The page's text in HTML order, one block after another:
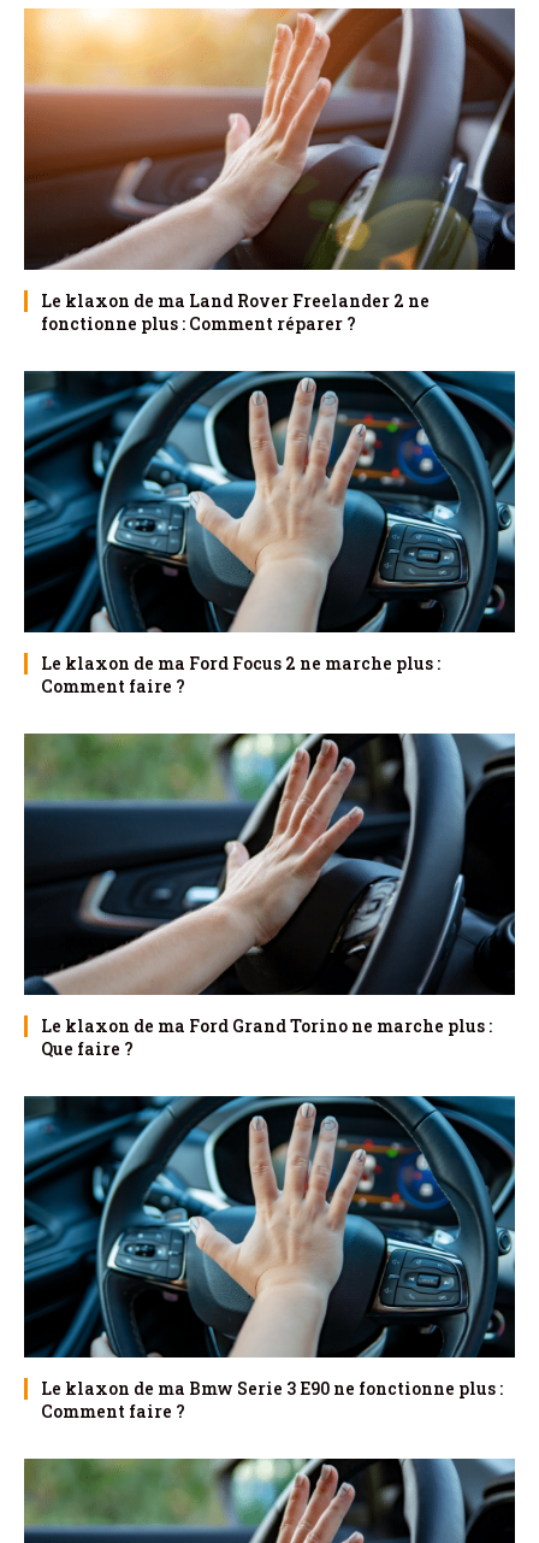
Le klaxon de ma Land Rover Freelander 2 ne
fonctionne plus : Comment réparer ?
Le klaxon de ma Ford Focus 2 ne marche plus :
Comment faire ?
Le klaxon de ma Ford Grand Torino ne marche plus :
Que faire ?
Le klaxon de ma Bmw Serie 3 E90 ne fonctionne plus :
Comment faire ?